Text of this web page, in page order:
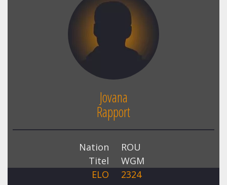
Jovana
Rapport
Nation
ROU
Titel
WGM
ELO
2324